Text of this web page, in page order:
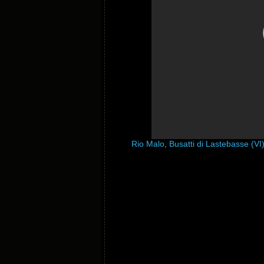
Rio Malo, Busatti di Lastebasse (VI)